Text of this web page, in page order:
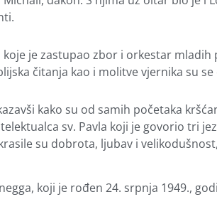
je zastupao zbor i orkestar mladih
čitanja kao i molitve vjernika su se
kako su od samih početaka
sv. Pavla koji je govorio tri
su dobrota, ljubav i
koji je rođen 24. srpnja 1949.,